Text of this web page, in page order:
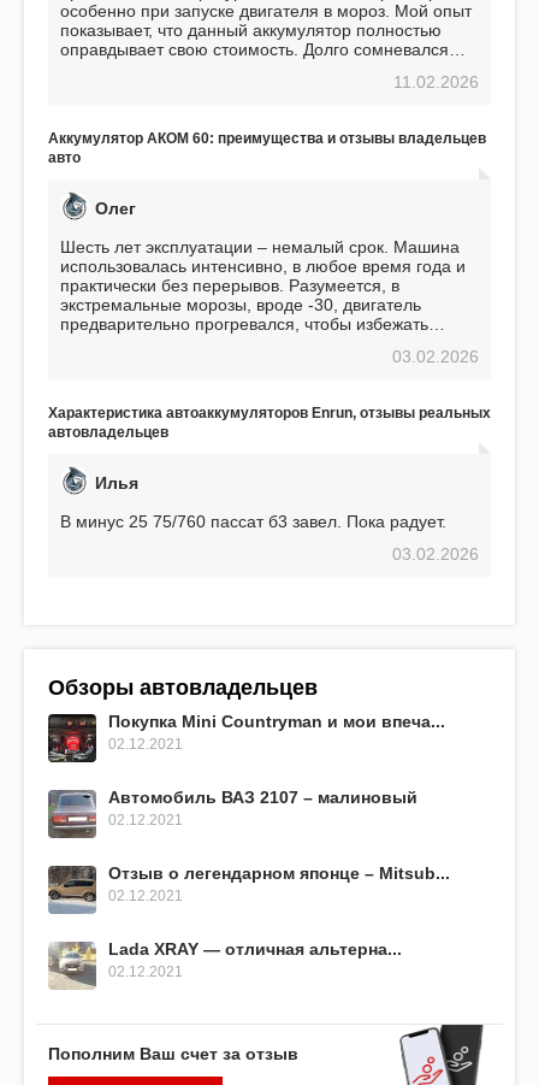
особенно при запуске двигателя в мороз. Мой опыт
показывает, что данный аккумулятор полностью
оправдывает свою стоимость. Долго сомневался
пожалел. Считаю, что это отличное вложение,11.02.2026
Аккумулятор АКОМ 60: преимущества и отзывы владельцев
авто
Олег
Шесть лет эксплуатации – немалый срок. Машина
использовалась интенсивно, в любое время года и
практически без перерывов. Разумеется, в
экстремальные морозы, вроде -30, двигатель
предварительно прогревался, чтобы избежать
использования не было ни единой поломки,
EFB 75. Судя по характеристикам, он даже
превосходит предыдущую модель.
03.02.2026
Характеристика автоаккумуляторов Enrun, отзывы реальных
автовладельцев
Илья
В минус 25 75/760 пассат б3 завел. Пока радует.
03.02.2026
Обзоры автовладельцев
Покупка Mini Countryman и мои впеча...
02.12.2021
Автомобиль ВАЗ 2107 – малиновый
02.12.2021
Отзыв о легендарном японце – Mitsub...
02.12.2021
Lada XRAY — отличная альтерна...
02.12.2021
Пополним Ваш счет за отзыв